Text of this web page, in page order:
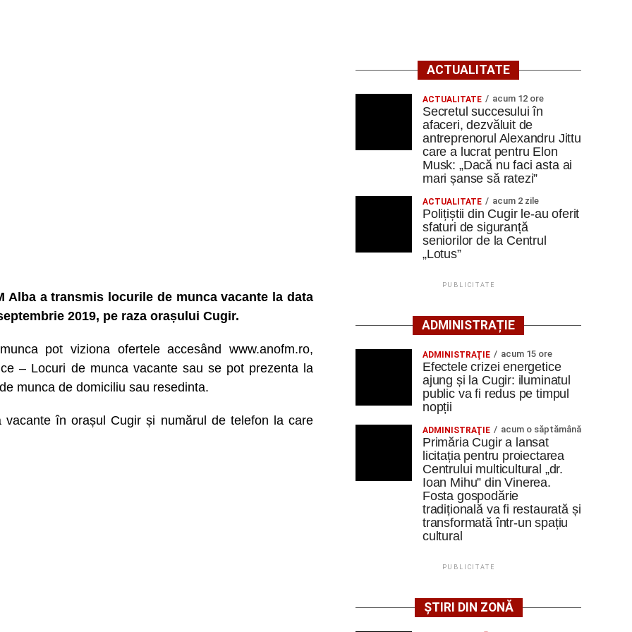
Alba a transmis locurile de munca vacante la data
2019, pe raza orașului Cugir.
pot viziona ofertele accesând www.anofm.ro,
– Locuri de munca vacante sau se pot prezenta la
munca de domiciliu sau resedinta.
în orașul Cugir și numărul de telefon la care
ACTUALITATE
ACTUALITATE acum 12 ore
Secretul succesului în
afaceri, dezvăluit de
antreprenorul Alexandru Jittu
care a lucrat pentru Elon
Musk: „Dacă nu faci asta ai
mari șanse să ratezi”
ACTUALITATE acum 2 zile
Polițiștii din Cugir le-au oferit
sfaturi de siguranță
seniorilor de la Centrul
„Lotus”
PUBLICITATE
ADMINISTRAȚIE
ADMINISTRAŢIE acum 15 ore
Efectele crizei energetice
ajung și la Cugir: iluminatul
public va fi redus pe timpul
nopții
ADMINISTRAŢIE acum o săptămână
Primăria Cugir a lansat
licitația pentru proiectarea
Centrului multicultural „dr.
Ioan Mihu” din Vinerea.
Fosta gospodărie
tradițională va fi restaurată și
transformată într-un spațiu
cultural
PUBLICITATE
ȘTIRI DIN ZONĂ